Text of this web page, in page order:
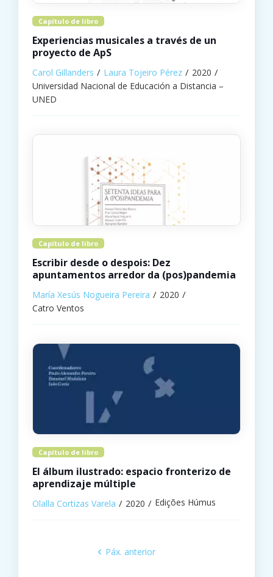
Capítulo de libro
Experiencias musicales a través de un
proyecto de ApS
Carol Gillanders Laura Tojeiro Pérez
2020
Universidad Nacional de Educación a Distancia –
UNED
Capítulo de libro
Escribir desde o despois: Dez
apuntamentos arredor da (pos)pandemia
María Xesús Nogueira Pereira
2020
Catro Ventos
Capítulo de libro
El álbum ilustrado: espacio fronterizo de
aprendizaje múltiple
Olalla Cortizas Varela 2020 Edições Húmus
Páx. anterior